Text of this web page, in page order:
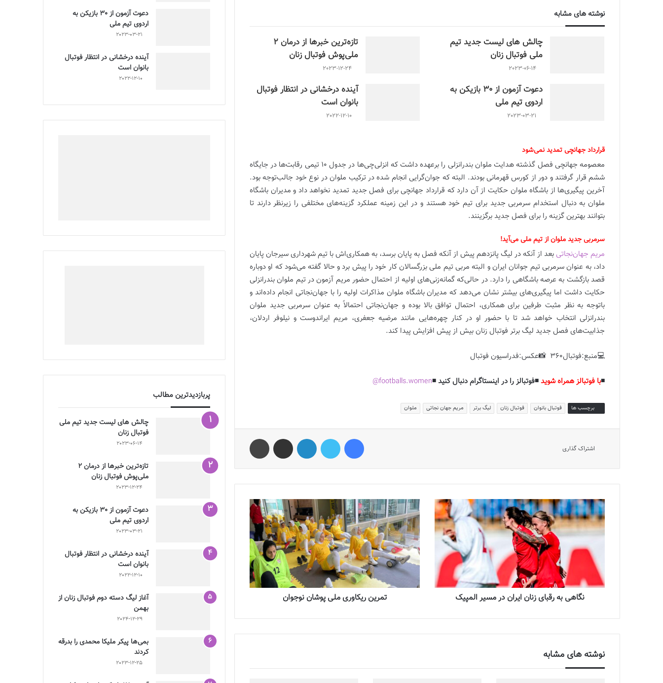
نوشته های مشابه
چالش هاى ليست جدید تيم
ملى فوتبال زنان
2023-06-14
تازه‌ترین خبرها از درمان ۲
ملی‌پوش فوتبال زنان
2023-12-24
دعوت آزمون از 30 بازیکن به
اردوی تیم ملی
2023-03-21
آینده درخشانی در انتظار فوتبال
بانوان است
2022-12-10
قرارداد جهانچی تمدید نمی‌شود
معصومه جهانچی فصل گذشته هدایت ملوان بندرانزلی را برعهده داشت که انزلی‌چی‌ها در جدول 10 تیمی رقابت‌ها در جایگاه
ششم قرار گرفتند و دور از کورس قهرمانی بودند. البته که جوان‌گرایی انجام شده در ترکیب ملوان در نوع خود جالب‌توجه بود.
آخرین پیگیری‌ها از باشگاه ملوان حکایت از آن دارد که قرارداد جهانچی برای فصل جدید تمدید نخواهد داد و مدیران باشگاه
ملوان به دنبال استخدام سرمربی جدید برای تیم خود هستند و در این زمینه عملکرد گزینه‌های مختلفی را زیرنظر دارند تا
بتوانند بهترین گزینه را برای فصل جدید برگزینند.
سرمربی جدید ملوان از تیم ملی می‌آید!
مریم جهان‌نجاتی بعد از آنکه در لیگ پانزدهم پیش از آنکه فصل به پایان برسد، به همکاری‌اش با تیم شهرداری سیرجان پایان
داد، به عنوان سرمربی تیم جوانان ایران و البته مربی تیم ملی بزرگسالان کار خود را پیش برد و حالا گفته می‌شود که او دوباره
قصد بازگشت به عرصه باشگاهی را دارد. در حالی‌که گمانه‌زنی‌های اولیه از احتمال حضور مریم آزمون در تیم ملوان بندرانزلی
حکایت داشت اما پیگیری‌های بیشتر نشان می‌دهد که مدیران باشگاه ملوان مذاکرات اولیه را با جهان‌نجاتی انجام داده‌اند و
باتوجه به نظر مثبت طرفین برای همکاری، احتمال توافق بالا بوده و جهان‌نجاتی احتمالاً به عنوان سرمربی جدید ملوان
بندرانزلی انتخاب خواهد شد تا با حضور او در کنار چهره‌هایی مانند مرضیه جعفری، مریم ایراندوست و نیلوفر اردلان،
جذابیت‌های فصل جدید لیگ برتر فوتبال زنان بیش از پیش افزایش پیدا کند.
💻منبع:فوتبال360 📸عکس:فدراسیون فوتبال
◾️با فوتبالز همراه شوید◾️فوتبالز را در اینستاگرام دنبال کنید ◾️footballs.women@
برچسب ها فوتبال بانوان فوتبال زنان لیگ برتر مریم جهان نجاتی ملوان
اشتراک گذاری
نگاهی به رقبای زنان ایران در مسیر المپیک تمرین ریکاوری ملی پوشان نوجوان
نوشته های مشابه
دعوت آزمون از 30 بازیکن به
اردوی تیم ملی
2023-03-21
آینده درخشانی در انتظار فوتبال
بانوان است
2022-12-10
پربازدیدترین مطالب
چالش هاى ليست جدید تيم ملى
فوتبال زنان
2023-06-14
تازه‌ترین خبرها از درمان ۲
ملی‌پوش فوتبال زنان
2023-12-24
دعوت آزمون از 30 بازیکن به
اردوی تیم ملی
2023-03-21
آینده درخشانی در انتظار فوتبال
بانوان است
2022-12-10
آغاز لیگ دسته دوم فوتبال زنان از
بهمن
2024-12-29
بمی‌ها پیکر ملیکا محمدی را بدرقه
کردند
2023-12-25